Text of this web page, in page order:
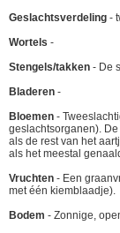
Geslachtsverdeling -
Wortels -
Stengels/takken - De
Bladeren -
Bloemen -
geslachtsorganen).
als de rest van het
als het meestal
Vruchten - Een
met één kiemblaadje).
Bodem - Zonnige,